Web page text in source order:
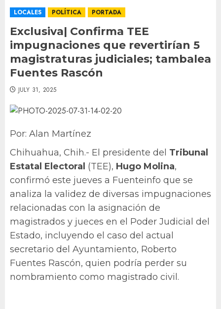
LOCALES POLÍTICA PORTADA
Exclusiva| Confirma TEE
impugnaciones que revertirían 5
magistraturas judiciales; tambalea
Fuentes Rascón
JULY 31, 2025
Por: Alan Martínez
Chihuahua, Chih.- El presidente del Tribunal
Estatal Electoral (TEE), Hugo Molina,
confirmó este jueves a Fuenteinfo que se
analiza la validez de diversas impugnaciones
relacionadas con la asignación de
magistrados y jueces en el Poder Judicial del
Estado, incluyendo el caso del actual
secretario del Ayuntamiento, Roberto
Fuentes Rascón, quien podría perder su
nombramiento como magistrado civil.